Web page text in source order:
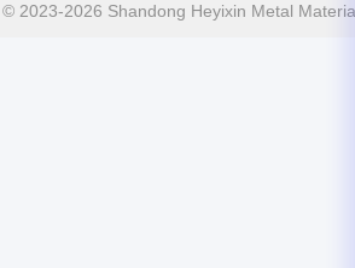
2026 Shandong Heyixin Metal